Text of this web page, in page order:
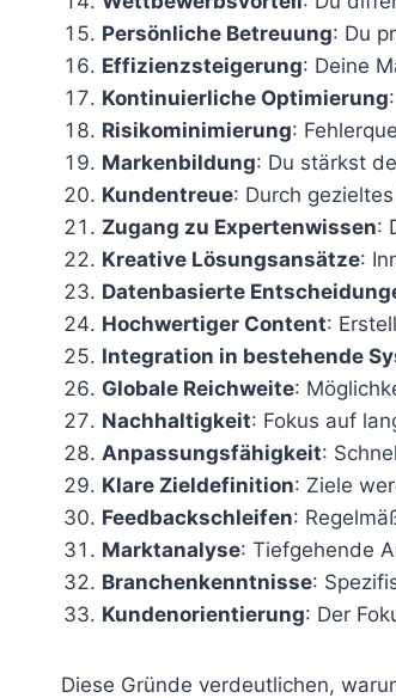
Persönliche Betreuung: Du
Effizienzsteigerung: Deine
Kontinuierliche Optimierung
Risikominimierung:
Markenbildung: Du stärkst
Kundentreue: Durch
Zugang zu Expertenwissen:
Kreative Lösungsansätze:
Datenbasierte
Hochwertiger Content:
Integration in bestehende
Globale Reichweite:
Nachhaltigkeit: Fokus auf
Anpassungsfähigkeit:
Klare Zieldefinition: Ziele
Feedbackschleifen:
Marktanalyse: Tiefgehende
Branchenkenntnisse:
Kundenorientierung: Der
Diese Gründe verdeutlichen,